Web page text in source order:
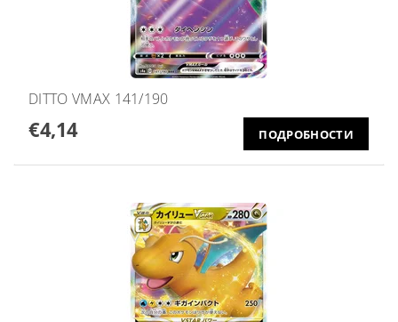
DITTO VMAX 141/190
€4,14 ПОДРОБНОСТИ